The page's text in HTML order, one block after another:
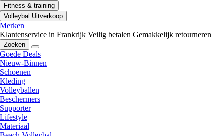
Fitness & training
Volleybal Uitverkoop
Merken
Klantenservice in Frankrijk Veilig betalen Gemakkelijk retourneren
Zoeken
Goede Deals
Nieuw-Binnen
Schoenen
Kleding
Volleyballen
Beschermers
Supporter
Lifestyle
Materiaal